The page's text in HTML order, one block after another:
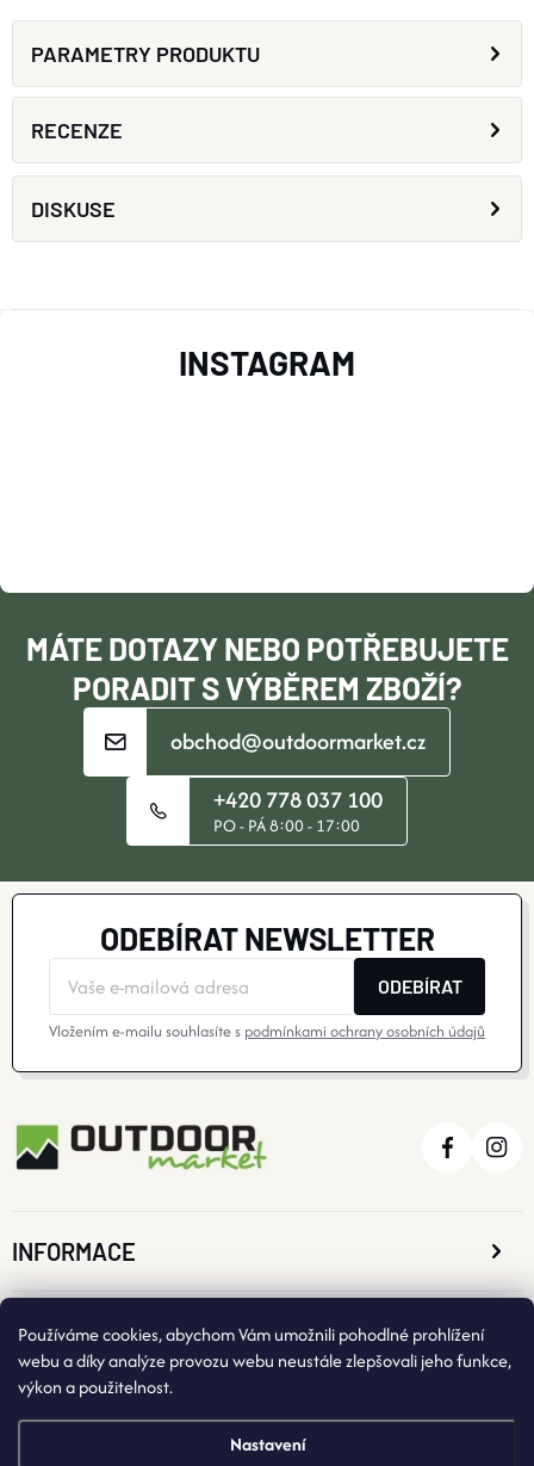
Používáme cookies, abychom Vám umožnili pohodlné prohlížení
webu a díky analýze provozu webu neustále zlepšovali jeho funkce,
výkon a použitelnost.
Nastavení
PARAMETRY PRODUKTU
RECENZE
DISKUSE
T
MÁTE DOTAZY NEBO POTŘEBUJETE
PORADIT S VÝBĚREM ZBOŽÍ?
obchod@outdoormarket.cz
+420 778 037 100
PO - PÁ 8:00 - 17:00
INSTAGRAM
ODEBÍRAT NEWSLETTER
ODEBÍRAT
Vložením e-mailu souhlasíte s podmínkami ochrany osobních údajů
INFORMACE
O NÁKUPU